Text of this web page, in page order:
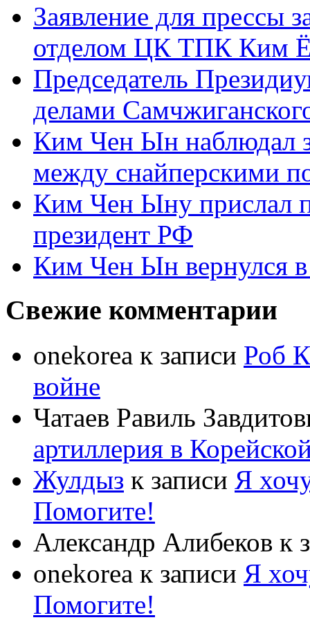
Заявление для прессы
отделом ЦК ТПК Ким
Председатель
делами
Ким Чен Ын наблюдал
между снайперскими
Ким Чен Ыну прислал
президент РФ
Ким Чен Ын вернулся
Свежие комментарии
onekorea к записи Роб
войне
Чатаев Равиль
артиллерия в
Жулдыз к записи Я
Помогите!
Александр Алибеков к
onekorea к записи Я
Помогите!